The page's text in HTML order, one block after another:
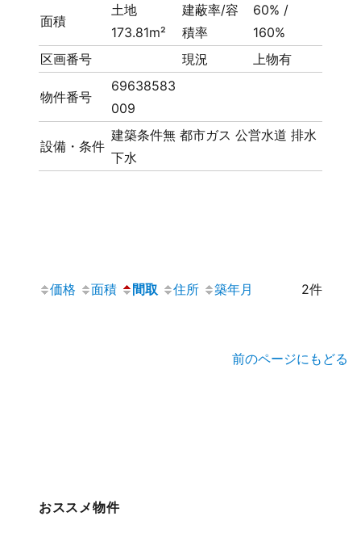
面積
土地
173.81m²
建蔽率/容
積率
60% /
160%
区画番号
現況 上物有
物件番号
69638583
009
設備・条件
建築条件無 都市ガス 公営水道 排水
下水
価格 面積 間取 住所 築年月 2件
前のページにもどる
おススメ物件